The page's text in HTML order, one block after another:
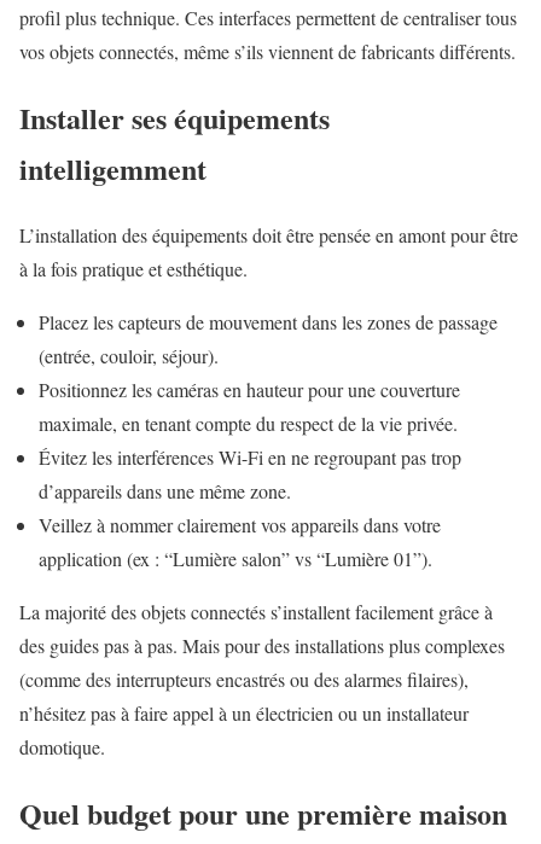
profil plus technique. Ces interfaces permettent de centraliser tous
vos objets connectés, même s’ils viennent de fabricants différents.
Installer ses équipements
intelligemment
L’installation des équipements doit être pensée en amont pour être
à la fois pratique et esthétique.
Placez les capteurs de mouvement dans les zones de passage
(entrée, couloir, séjour).
Positionnez les caméras en hauteur pour une couverture
maximale, en tenant compte du respect de la vie privée.
Évitez les interférences Wi-Fi en ne regroupant pas trop
d’appareils dans une même zone.
Veillez à nommer clairement vos appareils dans votre
application (ex : “Lumière salon” vs “Lumière 01”).
La majorité des objets connectés s’installent facilement grâce à
des guides pas à pas. Mais pour des installations plus complexes
(comme des interrupteurs encastrés ou des alarmes filaires),
n’hésitez pas à faire appel à un électricien ou un installateur
domotique.
Quel budget pour une première maison